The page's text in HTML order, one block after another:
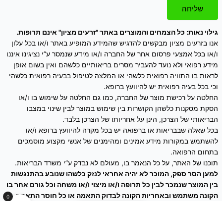
שליחה
גילוי נאות: כל הצמחים והמוצרים באתר "זרעים מציון" אינם תרופות.
אנו בזרעים מציון מבקשים להדגיש שהמידע המופיע באתר ו/או בכל עלון
ו/או בכל אמצעי פרסום אחר של החברה ו/או מידע שנמסר ע”י נציגינו איננו
מידע רפואי ולא נועד להעביר מסרים בריאותיים כלשהם ואין בשום אופן
לראות בו התוויה רפואית כלשהי או המלצה לטיפול בבעיה רפואית כלשהי
וכי בכל בעיה רפואית יש להיוועץ ברופא.
החלטה על רכישת מוצר של החברה, כמו גם החלטה על שימוש בו ו/או
הסקת מסקנות כלשהן הקושרות בין שימוש במוצר לבין שינוי במצבו
הבריאותי של הצרכן, הינן על אחריותו של הצרכן בלבד.
בכל שאלה שבבריאות או ברפואה יש בכל מקרה להיוועץ ברופא ו/או
להשתמש במקורות מידע אמינים ומהימנים של אנשי מקצוע מוסמכים
בתחום הרפואה.
תוכנו של האתר, על כל הנאמר בו, מעולם לא נבדק ע”י משרד הבריאות.
למען הסר ספק, המוכר לא יהיה אחראי לנזק כלשהו שנובע בהתנגשות
בין המוצר שנמכר לבין כל תרופה ו/או מיצוי ו/או משחה וכל גורם אחר בו
הקונה משתמש ובאחריות הקונה לבדוק התאמה או כל חוסר התאמה.
0